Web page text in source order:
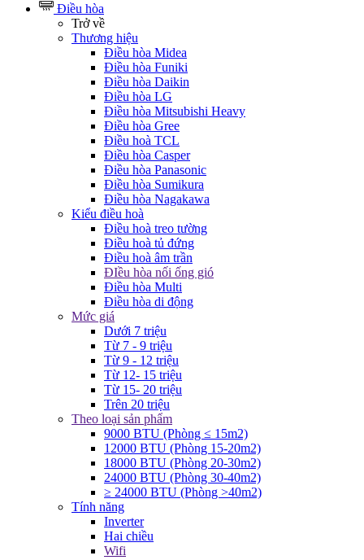
Điều hòa
Trở về
Thương hiệu
Điều hòa Midea
Điều hòa Funiki
Điều hòa Daikin
Điều hòa LG
Điều hòa Mitsubishi Heavy
Điều hòa Gree
Điều hoà TCL
Điều hòa Casper
Điều hòa Panasonic
Điều hòa Sumikura
Điều hòa Nagakawa
Kiểu điều hoà
Điều hoà treo tường
Điều hoà tủ đứng
Điều hoà âm trần
ĐIều hòa nối ống gió
Điều hòa Multi
Điều hòa di động
Mức giá
Dưới 7 triệu
Từ 7 - 9 triệu
Từ 9 - 12 triệu
Từ 12- 15 triệu
Từ 15- 20 triệu
Trên 20 triệu
Theo loại sản phẩm
9000 BTU (Phòng ≤ 15m2)
12000 BTU (Phòng 15-20m2)
18000 BTU (Phòng 20-30m2)
24000 BTU (Phòng 30-40m2)
≥ 24000 BTU (Phòng >40m2)
Tính năng
Inverter
Hai chiều
Wifi